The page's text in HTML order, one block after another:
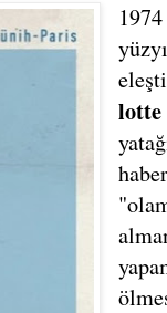
lotte